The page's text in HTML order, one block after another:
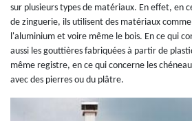
sur plusieurs types de matériaux. En effet, en
de zinguerie, ils utilisent des matériaux
l'aluminium et voire même le bois. En ce qui
aussi les gouttières fabriquées à partir de
même registre, en ce qui concerne les
avec des pierres ou du plâtre.